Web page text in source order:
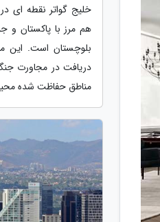
خلیج گواتر نقطه ای
هم مرز با پاکستان و
بلوچستان است. این
دریافت در مجاورت
مناطق حفاظت شده